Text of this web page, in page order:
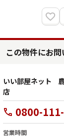
この物件にお
いい部屋ネット
店
0800-
営業時間